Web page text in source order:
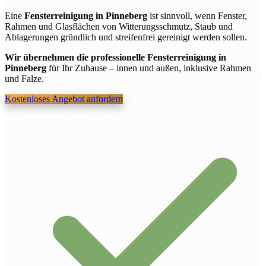
Eine Fensterreinigung in Pinneberg ist sinnvoll, wenn Fenster,
Rahmen und Glasflächen von Witterungsschmutz, Staub und
Ablagerungen gründlich und streifenfrei gereinigt werden sollen.
Wir übernehmen die professionelle Fensterreinigung in
Pinneberg für Ihr Zuhause – innen und außen, inklusive Rahmen
und Falze.
Kostenloses Angebot anfordern